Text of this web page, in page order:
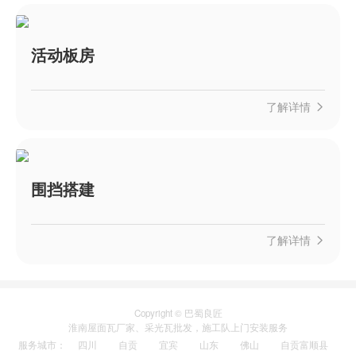
活动板房
了解详情
围挡搭建
了解详情
Copyright © 巴蜀良匠
淮南屋面瓦厂家 采光瓦批发，施工队上门安装服务
服务城市 ： 四川 自贡 宜宾 山东 佛山 自贡富顺县